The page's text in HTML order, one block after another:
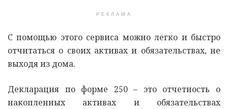
РЕКЛАМА
С помощью этого сервиса можно легко и быстро
отчитаться о своих активах и обязательствах, не
выходя из дома.
Декларация по форме 250 – это отчетность о
накопленных активах и обязательствах